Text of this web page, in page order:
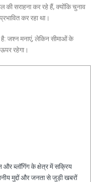
की सराहना कर रहे हैं, क्योंकि चुनाव
कर रहा था।
है: जश्न मनाएं, लेकिन सीमाओं के
रहेगा।
ब्लॉगिंग के क्षेत्र में सक्रिय
मुद्दों और जनता से जुड़ी खबरों